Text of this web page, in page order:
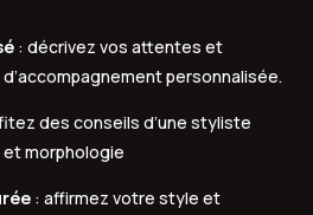
: décrivez vos attentes et
personnalisée.
des conseils d’une styliste
morphologie
: affirmez votre style et